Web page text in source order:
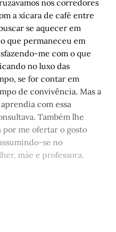
nos corredores
a xícara de café entre
se aquecer em
que permaneceu em
me com o que
no luxo das
se for contar em
de convivência. Mas a
com essa
Também lhe
me ofertar o gosto
se no
mãe e professora.